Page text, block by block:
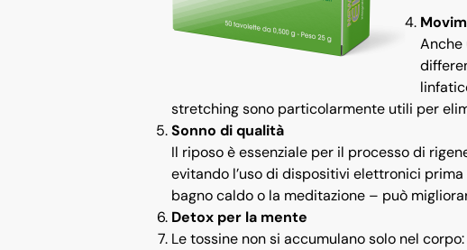
Anche
stretching sono particolarmente utili per
Sonno di qualità
Il riposo è essenziale per il processo di
evitando l’uso di dispositivi elettronici
bagno caldo o la meditazione – può
Detox per la mente
Le tossine non si accumulano solo nel